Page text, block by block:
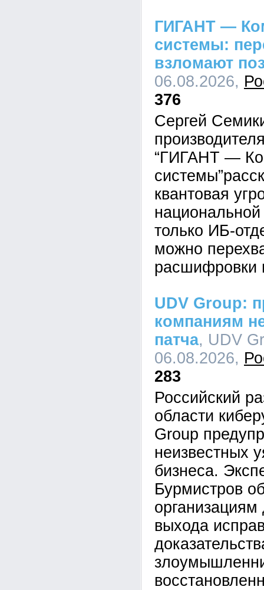
ГИГАНТ —
системы:
взломают
06.08.2026,
376
Сергей
“ГИГАНТ —
квантовая
только ИБ-
можно
расшифровки
UDV Group:
компаниям
патча, UDV
06.08.2026,
283
Российский
области
Group
неизвестных
бизнеса.
Бурмистров
организациям
выхода